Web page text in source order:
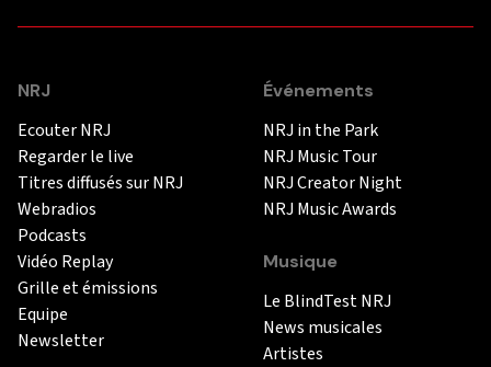
NRJ
Ecouter NRJ
Regarder le live
Titres diffusés sur NRJ
Webradios
Podcasts
Vidéo Replay
Grille et émissions
Equipe
Newsletter
Événements
NRJ in the Park
NRJ Music Tour
NRJ Creator Night
NRJ Music Awards
Musique
Le BlindTest NRJ
News musicales
Artistes